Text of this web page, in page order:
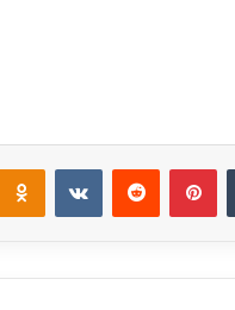
بينتيريست